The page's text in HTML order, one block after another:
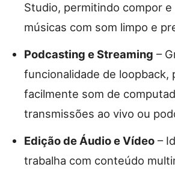
Studio, permitindo compor
músicas com som limpo e
Podcasting e Streaming –
funcionalidade de loopback,
facilmente som de
transmissões ao vivo ou
Edição de Áudio e Vídeo –
trabalha com conteúdo